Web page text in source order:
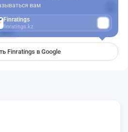
авто
Finratings в Google
вам
Finratings
finratings.kz